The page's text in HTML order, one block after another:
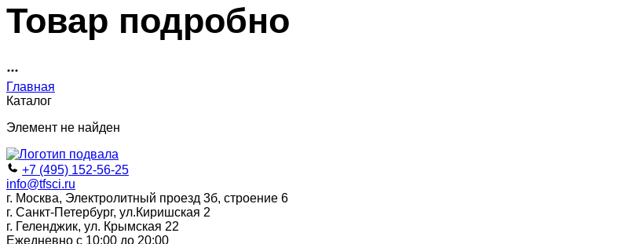
Товар подробно
Главная
Каталог
Элемент не найден
+7 (495) 152-56-25
info@tfsci.ru
г. Москва, Электролитный проезд 3б, строение 6
г. Санкт-Петербург, ул.Киришская 2
г. Геленджик, ул. Крымская 22
Ежедневно с 10:00 до 20:00